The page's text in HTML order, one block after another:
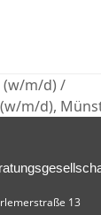
(w/m/d) /
m/d),
13